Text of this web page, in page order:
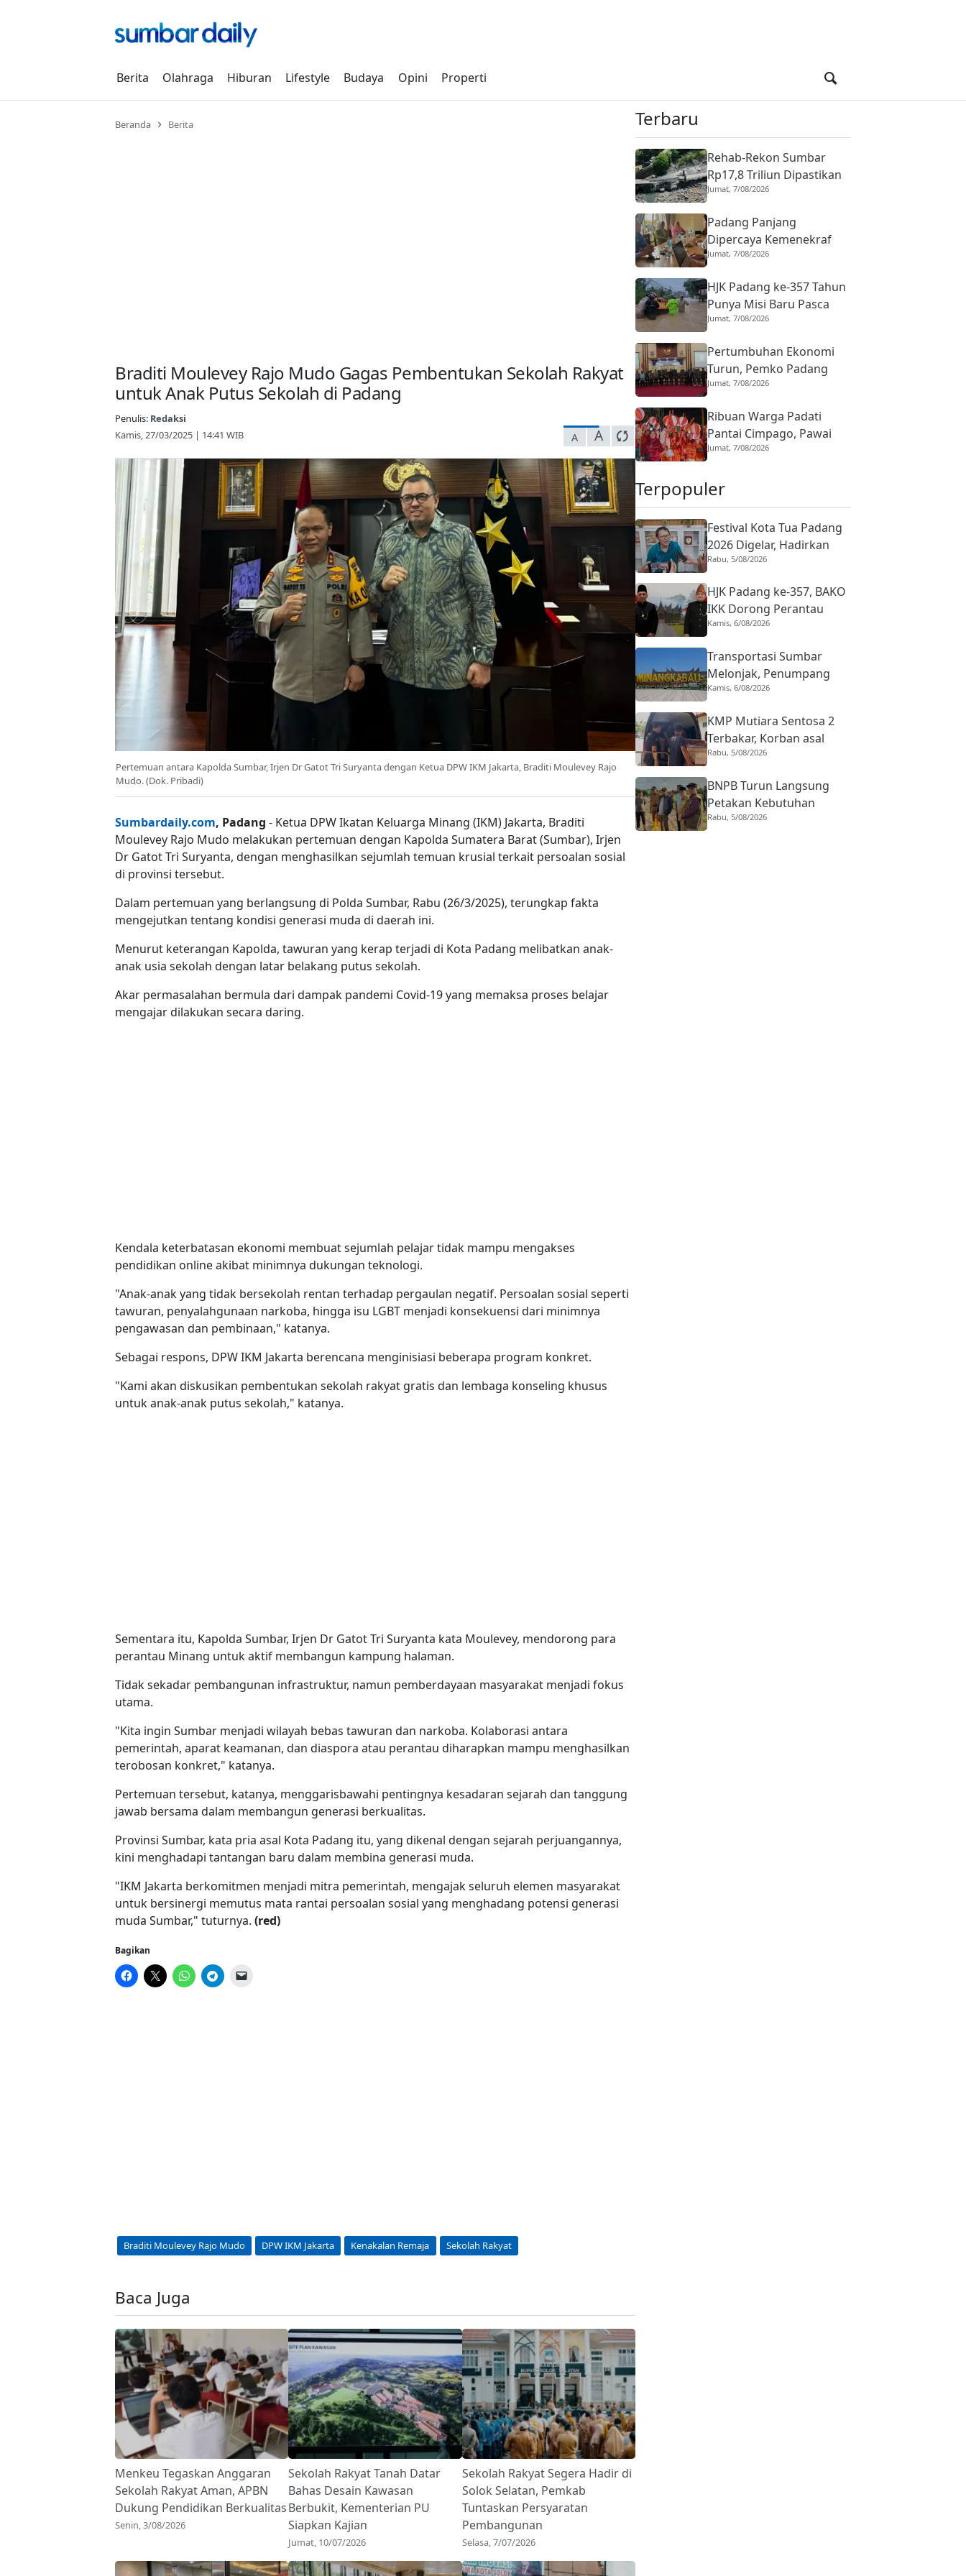
Berita Olahraga Hiburan Lifestyle Budaya Opini Properti
Beranda Berita
Braditi Moulevey Rajo Mudo Gagas Pembentukan Sekolah Rakyat
untuk Anak Putus Sekolah di Padang
Penulis: Redaksi
Kamis, 27/03/2025 | 14:41 WIB
A A
Pertemuan antara Kapolda Sumbar, Irjen Dr Gatot Tri Suryanta dengan Ketua DPW IKM Jakarta, Braditi Moulevey Rajo
Mudo. (Dok. Pribadi)
Sumbardaily.com, Padang - Ketua DPW Ikatan Keluarga Minang (IKM) Jakarta, Braditi
Moulevey Rajo Mudo melakukan pertemuan dengan Kapolda Sumatera Barat (Sumbar), Irjen
Dr Gatot Tri Suryanta, dengan menghasilkan sejumlah temuan krusial terkait persoalan sosial
di provinsi tersebut.
Dalam pertemuan yang berlangsung di Polda Sumbar, Rabu (26/3/2025), terungkap fakta
mengejutkan tentang kondisi generasi muda di daerah ini.
Menurut keterangan Kapolda, tawuran yang kerap terjadi di Kota Padang melibatkan anak-
anak usia sekolah dengan latar belakang putus sekolah.
Akar permasalahan bermula dari dampak pandemi Covid-19 yang memaksa proses belajar
mengajar dilakukan secara daring.
Kendala keterbatasan ekonomi membuat sejumlah pelajar tidak mampu mengakses
pendidikan online akibat minimnya dukungan teknologi.
"Anak-anak yang tidak bersekolah rentan terhadap pergaulan negatif. Persoalan sosial seperti
tawuran, penyalahgunaan narkoba, hingga isu LGBT menjadi konsekuensi dari minimnya
pengawasan dan pembinaan," katanya.
Sebagai respons, DPW IKM Jakarta berencana menginisiasi beberapa program konkret.
"Kami akan diskusikan pembentukan sekolah rakyat gratis dan lembaga konseling khusus
untuk anak-anak putus sekolah," katanya.
Sementara itu, Kapolda Sumbar, Irjen Dr Gatot Tri Suryanta kata Moulevey, mendorong para
perantau Minang untuk aktif membangun kampung halaman.
Tidak sekadar pembangunan infrastruktur, namun pemberdayaan masyarakat menjadi fokus
utama.
"Kita ingin Sumbar menjadi wilayah bebas tawuran dan narkoba. Kolaborasi antara
pemerintah, aparat keamanan, dan diaspora atau perantau diharapkan mampu menghasilkan
terobosan konkret," katanya.
Pertemuan tersebut, katanya, menggarisbawahi pentingnya kesadaran sejarah dan tanggung
jawab bersama dalam membangun generasi berkualitas.
Provinsi Sumbar, kata pria asal Kota Padang itu, yang dikenal dengan sejarah perjuangannya,
kini menghadapi tantangan baru dalam membina generasi muda.
"IKM Jakarta berkomitmen menjadi mitra pemerintah, mengajak seluruh elemen masyarakat
untuk bersinergi memutus mata rantai persoalan sosial yang menghadang potensi generasi
muda Sumbar," tuturnya. (red)
Bagikan
Braditi Moulevey Rajo Mudo DPW IKM Jakarta Kenakalan Remaja Sekolah Rakyat
Baca Juga
Menkeu Tegaskan Anggaran
Sekolah Rakyat Aman, APBN
Dukung Pendidikan Berkualitas
Senin, 3/08/2026
Sekolah Rakyat Tanah Datar
Bahas Desain Kawasan
Berbukit, Kementerian PU
Siapkan Kajian
Jumat, 10/07/2026
Sekolah Rakyat Segera Hadir di
Solok Selatan, Pemkab
Tuntaskan Persyaratan
Pembangunan
Selasa, 7/07/2026
Terbaru
Rehab-Rekon Sumbar
Rp17,8 Triliun Dipastikan
Berjalan, Komisi V DPR RI
Strategis di Padang
Jumat, 7/08/2026
Padang Panjang
Dipercaya Kemenekraf
Gelar Workshop Fashion,
Lebih Kompetitif
Jumat, 7/08/2026
HJK Padang ke-357 Tahun
Punya Misi Baru Pasca
Banjir, Donasi untuk
Bencana Digencarkan
Jumat, 7/08/2026
Pertumbuhan Ekonomi
Turun, Pemko Padang
Panjang Prioritaskan
di APBD 2026
Jumat, 7/08/2026
Ribuan Warga Padati
Pantai Cimpago, Pawai
Telong-telong HJK Padang
Kekayaan Budaya
Jumat, 7/08/2026
Terpopuler
Festival Kota Tua Padang
2026 Digelar, Hadirkan
Peserta Barongsai dari
Rabu, 5/08/2026
HJK Padang ke-357, BAKO
IKK Dorong Perantau
Perkuat Budaya hingga
Kamis, 6/08/2026
Transportasi Sumbar
Melonjak, Penumpang
Pesawat Domestik dari
Persen
Kamis, 6/08/2026
KMP Mutiara Sentosa 2
Terbakar, Korban asal
Sumbar Rino Eka Putra
Rabu, 5/08/2026
BNPB Turun Langsung
Petakan Kebutuhan
Penanganan Pasca Banjir
Rabu, 5/08/2026